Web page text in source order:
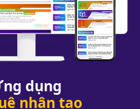
dụng
nhân tạo